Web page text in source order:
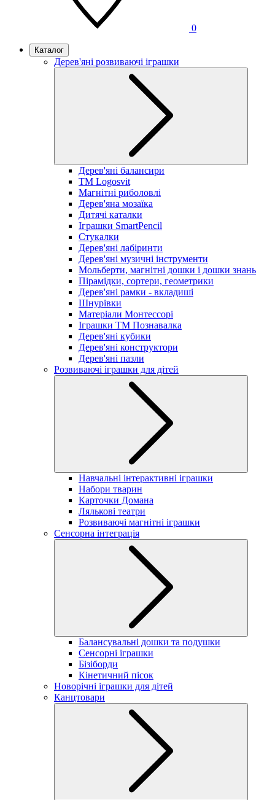
0
Каталог
Дерев'яні розвиваючі іграшки
Дерев'яні балансири
TM Logosvit
Магнітні риболовлі
Дерев'яна мозаїка
Дитячі каталки
Іграшки SmartPencil
Стукалки
Дерев'яні лабіринти
Дерев'яні музичні інструменти
Мольберти, магнітні дошки і дошки знань
Пірамідки, сортери, геометрики
Дерев'яні рамки - вкладиші
Шнурівки
Матеріали Монтессорі
Іграшки ТМ Познавалка
Дерев'яні кубики
Дерев'яні конструктори
Дерев'яні пазли
Розвиваючі іграшки для дітей
Навчальні інтерактивні іграшки
Набори тварин
Карточки Домана
Лялькові театри
Розвиваючі магнітні іграшки
Сенсорна інтеграція
Балансувальні дошки та подушки
Сенсорні іграшки
Бізіборди
Кінетичний пісок
Новорічні іграшки для дітей
Канцтовари